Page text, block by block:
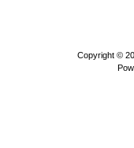
Copyright ©